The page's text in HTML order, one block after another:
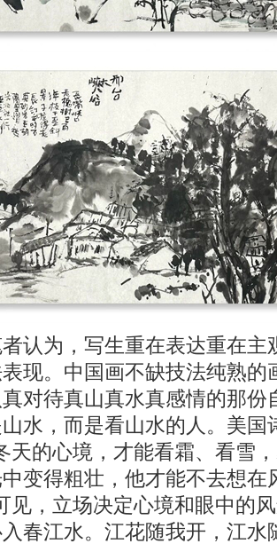
为，写生重在表达重在主
现。中国画不缺技法纯熟的
对待真山真水真感情的那
水，而是看山水的人。美国
天的心境，才能看霜、看雪
变得粗壮，他才能不去想在
见，立场决定心境和眼中的
春江水。江花随我开，江水